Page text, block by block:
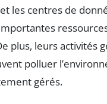
les centres de
plus, leurs activités
polluer
gérés.